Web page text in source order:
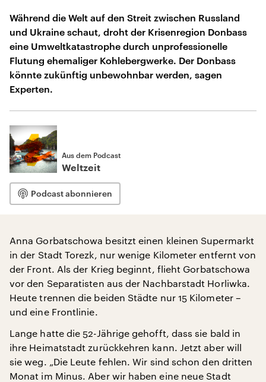
Während die Welt auf den Streit zwischen Russland
und Ukraine schaut, droht der Krisenregion Donbass
eine Umweltkatastrophe durch unprofessionelle
Flutung ehemaliger Kohlebergwerke. Der Donbass
könnte zukünftig unbewohnbar werden, sagen
Experten.
Aus dem Podcast
Weltzeit
Podcast abonnieren
Anna Gorbatschowa besitzt einen kleinen Supermarkt
in der Stadt Torezk, nur wenige Kilometer entfernt von
der Front. Als der Krieg beginnt, flieht Gorbatschowa
vor den Separatisten aus der Nachbarstadt Horliwka.
Heute trennen die beiden Städte nur 15 Kilometer –
und eine Frontlinie.
Lange hatte die 52-Jährige gehofft, dass sie bald in
ihre Heimatstadt zurückkehren kann. Jetzt aber will
sie weg. „Die Leute fehlen. Wir sind schon den dritten
Monat im Minus. Aber wir haben eine neue Stadt